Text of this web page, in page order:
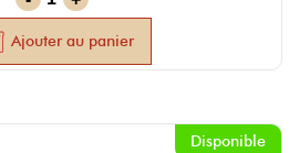
Ajouter au panier
Disponible